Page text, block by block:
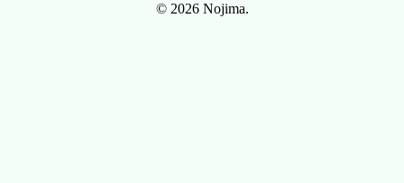
© 2026 Nojima.